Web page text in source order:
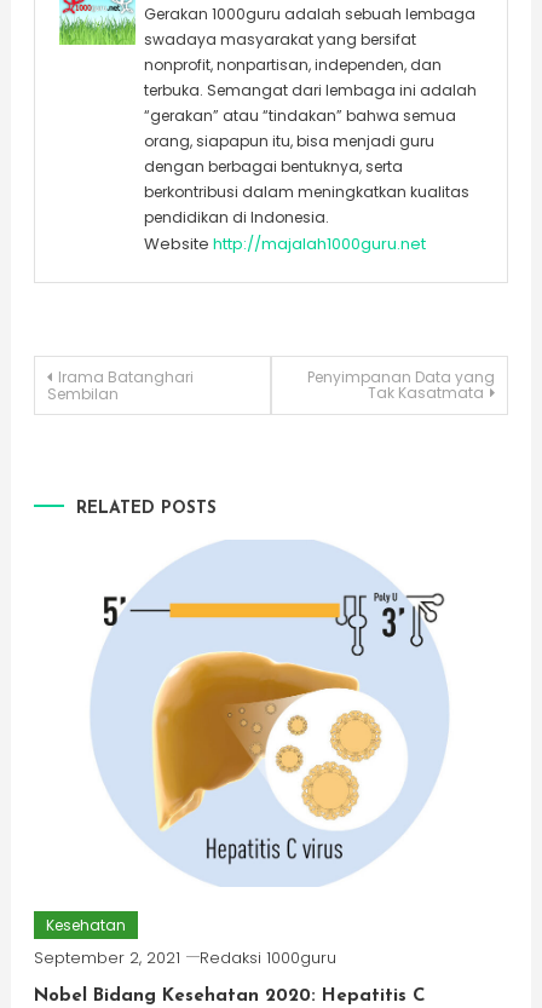
Gerakan 1000guru adalah sebuah lembaga
swadaya masyarakat yang bersifat
nonprofit, nonpartisan, independen, dan
terbuka. Semangat dari lembaga ini adalah
“gerakan” atau “tindakan” bahwa semua
orang, siapapun itu, bisa menjadi guru
dengan berbagai bentuknya, serta
berkontribusi dalam meningkatkan kualitas
pendidikan di Indonesia.
Website http://majalah1000guru.net
Post
Irama Batanghari
Sembilan
Penyimpanan Data yang
Tak Kasatmata
RELATED POSTS
Kesehatan
September 2, 2021 Redaksi 1000guru
Nobel Bidang Kesehatan 2020: Hepatitis C